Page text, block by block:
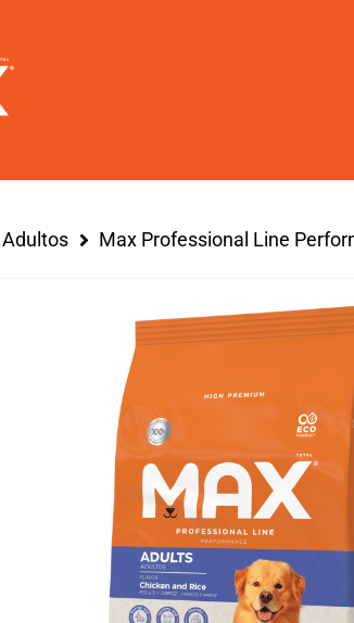
Adultos Max Professional Line